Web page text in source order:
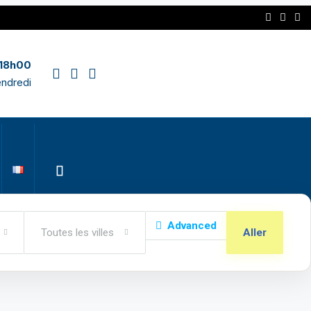
Toutes les villes
Advanced
Aller